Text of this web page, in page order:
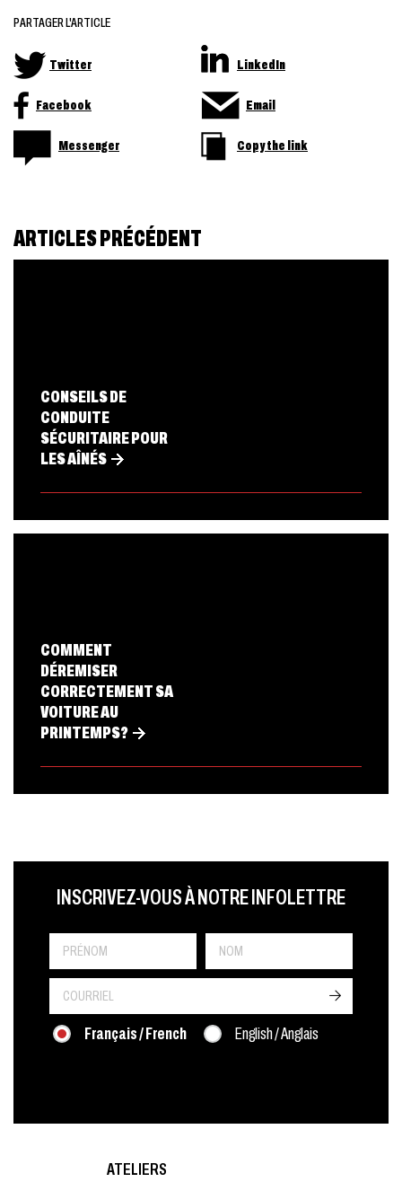
PARTAGER L'ARTICLE
Twitter LinkedIn
Facebook Email
Messenger Copy the link
ARTICLES PRÉCÉDENT
CONSEILS DE
CONDUITE
SÉCURITAIRE POUR
LES AÎNÉS
COMMENT
DÉREMISER
CORRECTEMENT SA
VOITURE AU
PRINTEMPS?
PRÉNOM
LAST NAME
INSCRIVEZ-VOUS À NOTRE INFOLETTRE
LANGUE
Français / French English / Anglais
->
ATELIERS